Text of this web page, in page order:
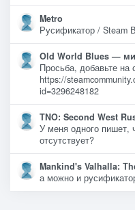
Metro
Русификатор / Steam
Old World Blues —
Просьба, добавьте
https://
id=3296248182
TNO: Second West
У меня одного пишет,
отсутствует?
Mankind's Valhalla:
а можно и